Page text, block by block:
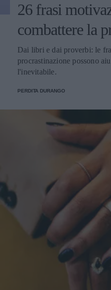
26 frasi
combattere la
Dai libri e dai proverbi: le
procrastinazione possono
l'inevitabile.
PERDITA DURANGO